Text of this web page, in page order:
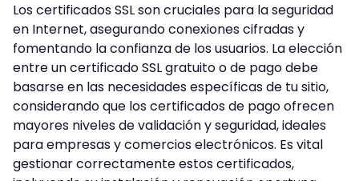
Los certificados SSL son cruciales para la seguridad
en Internet, asegurando conexiones cifradas y
fomentando la confianza de los usuarios. La elección
entre un certificado SSL gratuito o de pago debe
basarse en las necesidades específicas de tu sitio,
considerando que los certificados de pago ofrecen
mayores niveles de validación y seguridad, ideales
para empresas y comercios electrónicos. Es vital
gestionar correctamente estos certificados,